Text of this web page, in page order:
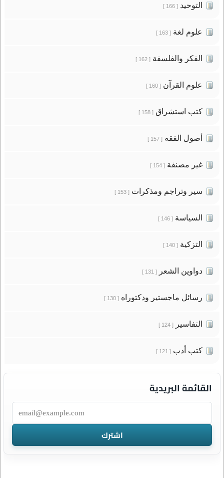
التوحيد[ 166 ]
علوم لغة[ 163 ]
الفكر والفلسفة[ 162 ]
علوم القرآن[ 160 ]
كتب استشراق[ 158 ]
أصول الفقه[ 157 ]
غير مصنفة[ 154 ]
سير وتراجم ومذكرات[ 153 ]
السياسة[ 146 ]
التزكية[ 140 ]
دواوين الشعر[ 131 ]
رسائل ماجستير ودكتوراه[ 130 ]
التفاسير[ 124 ]
كتب أدب[ 121 ]
القائمة البريدية